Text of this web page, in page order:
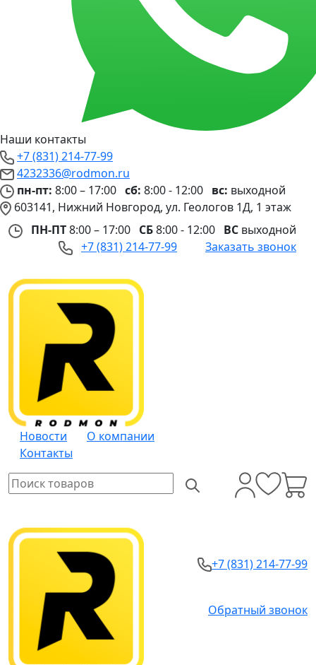
Наши контакты
+7 (831) 214-77-99
4232336@rodmon.ru
пн-пт: 8:00 – 17:00 сб: 8:00 - 12:00 вс: выходной
603141, Нижний Новгород, ул. Геологов 1Д, 1 этаж
ПН-ПТ8:00 – 17:00 СБ8:00 - 12:00 ВС выходной
+7 (831) 214-77-99
Заказать звонок
Новости
О компании
Контакты
+7 (831) 214-77-99
Обратный звонок